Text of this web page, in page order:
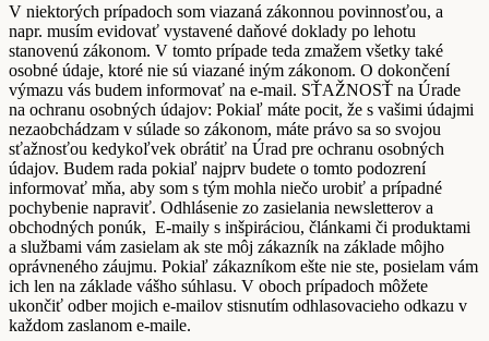
V niektorých prípadoch som viazaná zákonnou povinnosťou, a
napr. musím evidovať vystavené daňové doklady po lehotu
stanovenú zákonom. V tomto prípade teda zmažem všetky také
osobné údaje, ktoré nie sú viazané iným zákonom. O dokončení
výmazu vás budem informovať na e-mail. SŤAŽNOSŤ na Úrade
na ochranu osobných údajov: Pokiaľ máte pocit, že s vašimi údajmi
nezaobchádzam v súlade so zákonom, máte právo sa so svojou
sťažnosťou kedykoľvek obrátiť na Úrad pre ochranu osobných
údajov. Budem rada pokiaľ najprv budete o tomto podozrení
informovať mňa, aby som s tým mohla niečo urobiť a prípadné
pochybenie napraviť. Odhlásenie zo zasielania newsletterov a
obchodných ponúk, E-maily s inšpiráciou, článkami či produktami
a službami vám zasielam ak ste môj zákazník na základe môjho
oprávneného záujmu. Pokiaľ zákazníkom ešte nie ste, posielam vám
ich len na základe vášho súhlasu. V oboch prípadoch môžete
ukončiť odber mojich e-mailov stisnutím odhlasovacieho odkazu v
každom zaslanom e-maile.